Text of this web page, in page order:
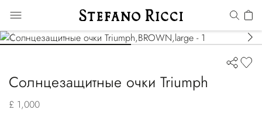
Солнцезащитные очки Triumph
£ 1,000